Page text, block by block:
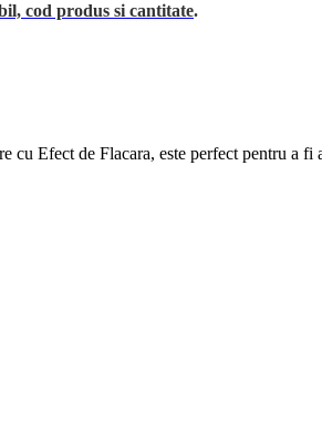
cod produs si cantitate.
Efect de Flacara, este perfect pentru a